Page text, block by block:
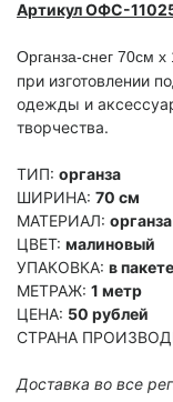
Артикул ОФС-
Органза-снег 70см
при изготовлении
одежды и
творчества.
ТИП: органза
ШИРИНА: 70 см
МАТЕРИАЛ:
ЦВЕТ: малиновый
УПАКОВКА: в пакете
МЕТРАЖ: 1 метр
ЦЕНА: 50 рублей
СТРАНА
Доставка во все